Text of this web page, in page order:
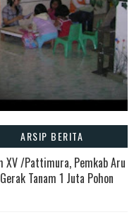
ARSIP BERITA
XV /Pattimura, Pemkab Aru
Tanam 1 Juta Pohon